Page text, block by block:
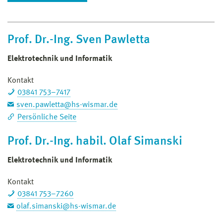
Prof. Dr.-Ing. Sven Pawletta
Elektrotechnik und Informatik
Kontakt
03841 753–7417
sven.pawletta@hs-wismar.de
Persönliche Seite
Prof. Dr.-Ing. habil. Olaf Simanski
Elektrotechnik und Informatik
Kontakt
03841 753–7260
olaf.simanski@hs-wismar.de